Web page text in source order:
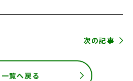
次の記事
一覧へ戻る